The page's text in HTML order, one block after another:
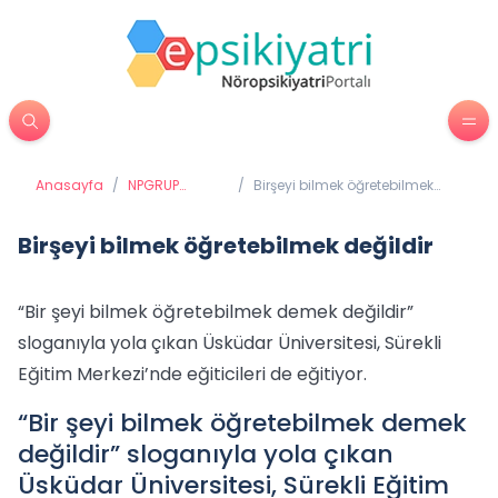
Anasayfa / NPGRUP
/ Birşeyi bilmek öğretebilmek
Birşeyi bilmek öğretebilmek değildir
“Bir şeyi bilmek öğretebilmek demek değildir”
sloganıyla yola çıkan Üsküdar Üniversitesi, Sürekli
Eğitim Merkezi’nde eğiticileri de eğitiyor.
“Bir şeyi bilmek öğretebilmek demek
değildir” sloganıyla yola çıkan
Üsküdar Üniversitesi, Sürekli Eğitim